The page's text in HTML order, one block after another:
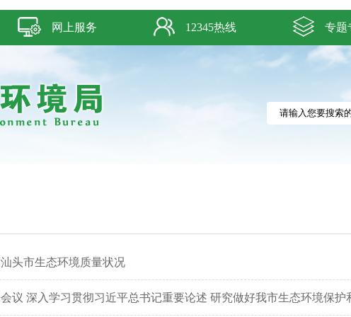
网上服务 12345热线 专题
头市生态环境质量状况
议 深入学习贯彻习近平总书记重要论述 研究做好我市生态环境保护